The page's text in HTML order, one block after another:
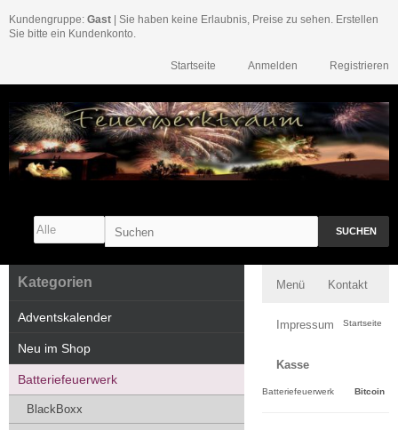
Kundengruppe: Gast | Sie haben keine Erlaubnis, Preise zu sehen. Erstellen
Sie bitte ein Kundenkonto.
Registrieren
Anmelden
Startseite
SUCHEN
Menü Kontakt
Impressum
Kasse
Startseite
Batteriefeuerwerk Bitcoin
Kategorien
Adventskalender
Neu im Shop
Batteriefeuerwerk
BlackBoxx